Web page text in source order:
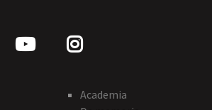
Academia